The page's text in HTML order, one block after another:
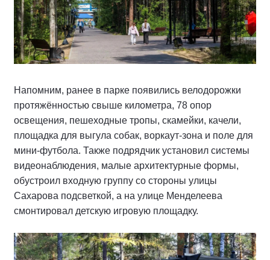
Напомним, ранее в парке появились велодорожки
протяжённостью свыше километра, 78 опор
освещения, пешеходные тропы, скамейки, качели,
площадка для выгула собак, воркаут-зона и поле для
мини-футбола. Также подрядчик установил системы
видеонаблюдения, малые архитектурные формы,
обустроил входную группу со стороны улицы
Сахарова подсветкой, а на улице Менделеева
смонтировал детскую игровую площадку.